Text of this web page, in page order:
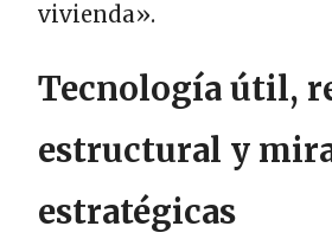
vivienda».
Tecnología útil,
estructural y
estratégicas